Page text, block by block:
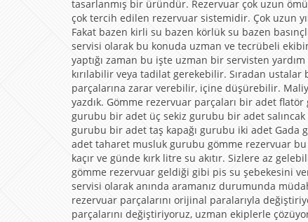
tasarlanmış bir üründür. Rezervuar çok uzun
çok tercih edilen rezervuar sistemidir. Çok uzun
Fakat bazen kirli su bazen körlük su bazen
servisi olarak bu konuda uzman ve tecrübeli
yaptığı zaman bu işte uzman bir servisten
kırılabilir veya tadilat gerekebilir. Sıradan
parçalarına zarar verebilir, içine düşürebilir.
yazdık. Gömme rezervuar parçaları bir adet
gurubu bir adet üç sekiz gurubu bir adet
gurubu bir adet taş kapağı gurubu iki adet
adet taharet musluk gurubu gömme rezervuar bu
kaçır ve günde kırk litre su akıtır. Sizlere az
gömme rezervuar geldiği gibi pis su şebekesini
servisi olarak anında aramanız durumunda
rezervuar parçalarını orijinal paralarıyla
parçalarını değiştiriyoruz, uzman ekiplerle